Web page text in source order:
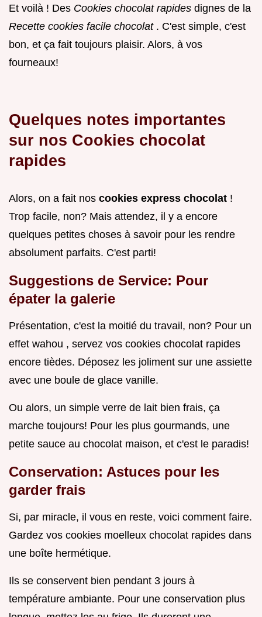
Et voilà ! Des Cookies chocolat rapides dignes de la
Recette cookies facile chocolat . C'est simple, c'est
bon, et ça fait toujours plaisir. Alors, à vos
fourneaux!
Quelques notes importantes
sur nos Cookies chocolat
rapides
Alors, on a fait nos cookies express chocolat !
Trop facile, non? Mais attendez, il y a encore
quelques petites choses à savoir pour les rendre
absolument parfaits. C'est parti!
Suggestions de Service: Pour
épater la galerie
Présentation, c'est la moitié du travail, non? Pour un
effet wahou , servez vos cookies chocolat rapides
encore tièdes. Déposez les joliment sur une assiette
avec une boule de glace vanille.
Ou alors, un simple verre de lait bien frais, ça
marche toujours! Pour les plus gourmands, une
petite sauce au chocolat maison, et c'est le paradis!
Conservation: Astuces pour les
garder frais
Si, par miracle, il vous en reste, voici comment faire.
Gardez vos cookies moelleux chocolat rapides dans
une boîte hermétique.
Ils se conservent bien pendant 3 jours à
température ambiante. Pour une conservation plus